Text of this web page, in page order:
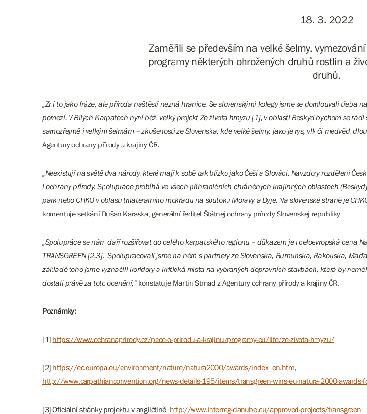
18. 3. 2022
Zaměřili se především na velké šelmy,
programy některých ohrožených druhů rostlin a
druhů.
„Zní to jako fráze, ale příroda naštěstí nezná hranice. Se slovenskými kolegy jsme se domlouvali třeba
pomezí. V Bílých Karpatech nyní běží velký projekt Ze života hmyzu[1], v oblasti Beskyd bychom se
samozřejmě i velkým šelmám – zkušenosti ze Slovenska, kde velké šelmy, jako je rys, vlk či medvěd,
Agentury ochrany přírody a krajiny ČR.
„Neexistují na světě dva národy, které mají k sobě tak blízko jako Češi a Slováci. Navzdory rozdělení
i ochrany přírody. Spolupráce probíhá ve všech příhraničních chráněných krajinných oblastech
park nebo CHKO v oblasti trilaterálního mokřadu na soutoku Moravy a Dyje. Na slovenské straně je
komentuje setkání Dušan Karaska, generální ředitel Štátnej ochrany prírody Slovenskej republiky.
„Spolupráce se nám daří rozšiřovat do celého karpatského regionu – důkazem je i celoevropská cena
TRANSGREEN [2,3]. Spolupracovali jsme na něm s partnery ze Slovenska, Rumunska, Rakouska,
základě toho jsme vyznačili koridory a kritická místa na vybraných dopravních stavbách, která by
dostali právě za toto ocenění,“konstatuje Martin Strnad z Agentury ochrany přírody a krajiny ČR.
Poznámky:
[1] https://www.ochranaprirody.cz/pece-o-prirodu-a-krajinu/programy-eu/life/ze-zivota-hmyzu/
[2] https://ec.europa.eu/environment/nature/natura2000/awards/index_en.htm,
http://www.carpathianconvention.org/news-details-195/items/transgreen-wins-eu-natura-2000-awards-
[3] Oficiální stránky projektu v angličtině http://www.interreg-danube.eu/approved-projects/transgreen